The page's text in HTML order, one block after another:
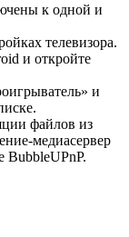
к одной и
телевизора.
и откройте
и
файлов из
медиасервер
BubbleUPnP.